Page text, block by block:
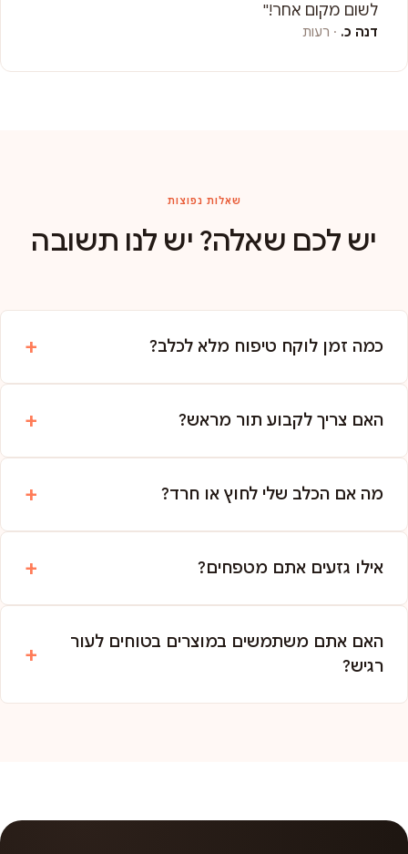
לשום מקום אחר!"
דנה כ. · רעות
שאלות נפוצות
יש לכם שאלה? יש לנו תשובה
כמה זמן לוקח טיפוח מלא לכלב?
האם צריך לקבוע תור מראש?
מה אם הכלב שלי לחוץ או חרד?
אילו גזעים אתם מטפחים?
האם אתם משתמשים במוצרים בטוחים לעור
רגיש?